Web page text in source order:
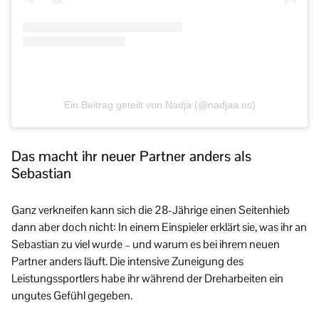
Ein Beitrag geteilt von Nadja (@nadjaa.os)
Das macht ihr neuer Partner anders als
Sebastian
Ganz verkneifen kann sich die 28-Jährige einen Seitenhieb
dann aber doch nicht: In einem Einspieler erklärt sie, was ihr an
Sebastian zu viel wurde – und warum es bei ihrem neuen
Partner anders läuft. Die intensive Zuneigung des
Leistungssportlers habe ihr während der Dreharbeiten ein
ungutes Gefühl gegeben.